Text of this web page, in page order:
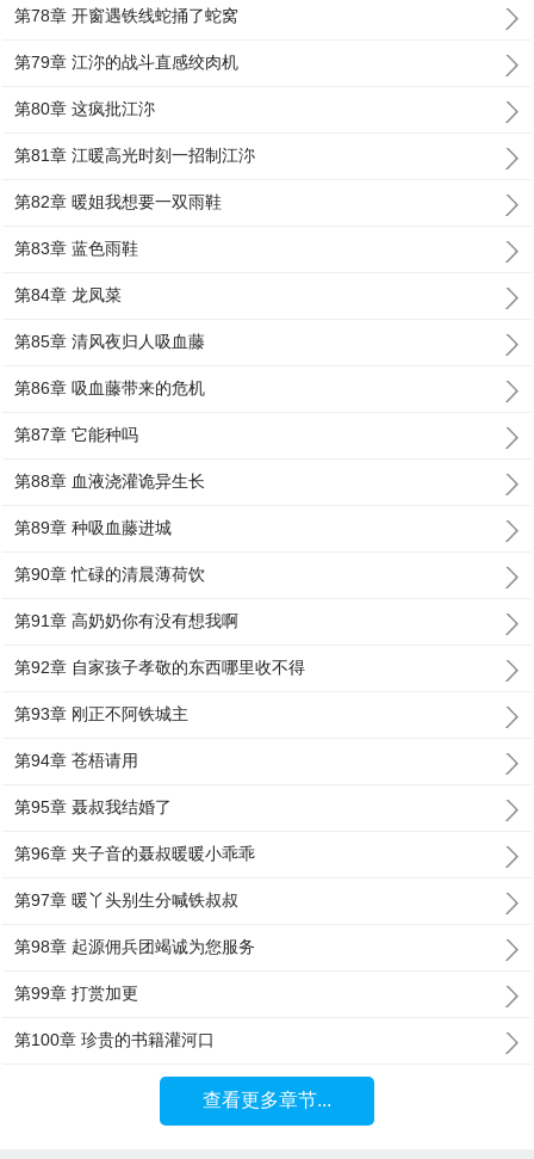
第78章 开窗遇铁线蛇捅了蛇窝
第79章 江沵的战斗直感绞肉机
第80章 这疯批江沵
第81章 江暖高光时刻一招制江沵
第82章 暖姐我想要一双雨鞋
第83章 蓝色雨鞋
第84章 龙凤菜
第85章 清风夜归人吸血藤
第86章 吸血藤带来的危机
第87章 它能种吗
第88章 血液浇灌诡异生长
第89章 种吸血藤进城
第90章 忙碌的清晨薄荷饮
第91章 高奶奶你有没有想我啊
第92章 自家孩子孝敬的东西哪里收不得
第93章 刚正不阿铁城主
第94章 苍梧请用
第95章 聂叔我结婚了
第96章 夹子音的聂叔暖暖小乖乖
第97章 暖丫头别生分喊铁叔叔
第98章 起源佣兵团竭诚为您服务
第99章 打赏加更
第100章 珍贵的书籍灌河口
查看更多章节...